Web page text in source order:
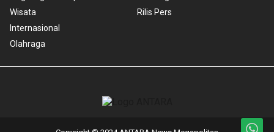
Wisata
Internasional
Olahraga
Rilis Pers